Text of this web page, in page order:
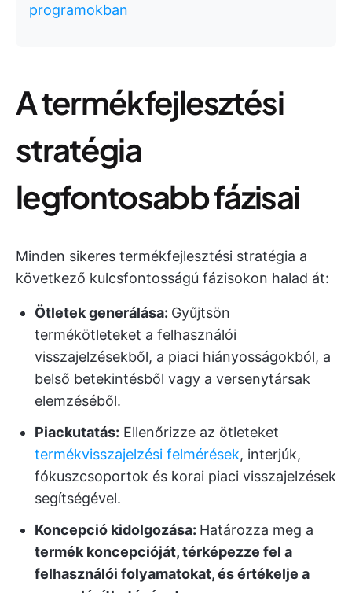
programokban
A termékfejlesztési
stratégia
legfontosabb fázisai
Minden sikeres termékfejlesztési stratégia a
következő kulcsfontosságú fázisokon halad át:
Ötletek generálása: Gyűjtsön
termékötleteket a felhasználói
visszajelzésekből, a piaci hiányosságokból, a
belső betekintésből vagy a versenytársak
elemzéséből.
Piackutatás: Ellenőrizze az ötleteket
termékvisszajelzési felmérések, interjúk,
fókuszcsoportok és korai piaci visszajelzések
segítségével.
Koncepció kidolgozása: Határozza meg a
termék koncepcióját, térképezze fel a
felhasználói folyamatokat, és értékelje a